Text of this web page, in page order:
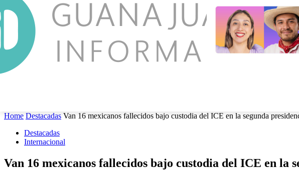
Home Destacadas Van 16 mexicanos fallecidos bajo custodia del ICE en la segunda
Destacadas
Internacional
Van 16 mexicanos fallecidos bajo custodia del ICE en la